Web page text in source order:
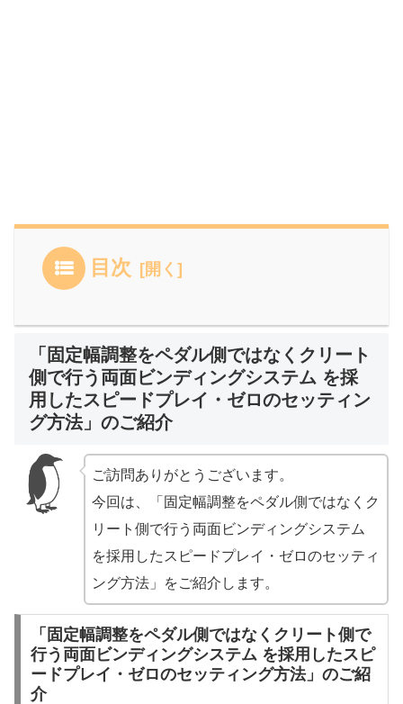
目次
「固定幅調整をペダル側ではなくクリート
側で行う両面ビンディングシステム を採
用したスピードプレイ・ゼロのセッティン
グ方法」のご紹介
ご訪問ありがとうございます。
今回は、「固定幅調整をペダル側ではなくク
リート側で行う両面ビンディングシステム
を採用したスピードプレイ・ゼロのセッティ
ング方法」をご紹介します。
「固定幅調整をペダル側ではなくクリート側で
行う両面ビンディングシステム を採用したスピ
ードプレイ・ゼロのセッティング方法」のご紹
介